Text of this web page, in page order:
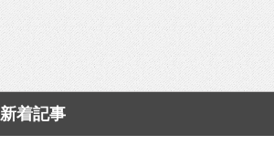
新着記事